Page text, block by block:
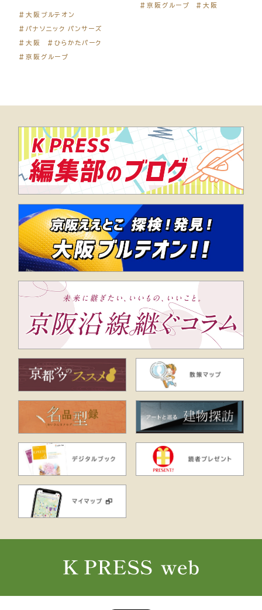
＃大阪ブルテオン
＃パナソニック パンサーズ
＃大阪
＃ひらかたパーク
＃京阪グループ
＃京阪グループ
＃大阪